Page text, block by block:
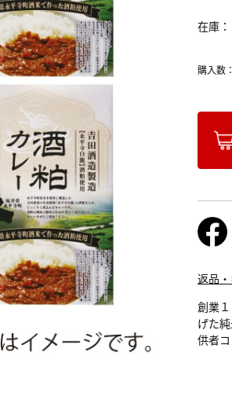
在庫
購入数
返品
創業
げた
供者